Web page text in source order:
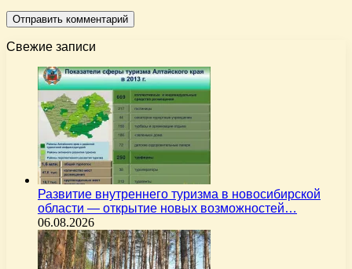
Свежие записи
Развитие внутреннего туризма в новосибирской
области — открытие новых возможностей…
06.08.2026